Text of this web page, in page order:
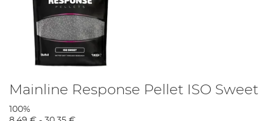
Mainline Response Pellet ISO Sweet
100%